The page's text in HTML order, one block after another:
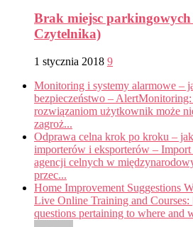
Brak miejsc
Czytelnika)
1 stycznia 2018 9
Monitoring i systemy alarmowe –
bezpieczeństwo –
rozwiązaniom użytkownik może
zagroż...
Odprawa celna krok po kroku –
importerów i eksporterów –
agencji celnych w
przec...
Home Improvement Suggestions
Live Online Training and
questions pertaining to where and